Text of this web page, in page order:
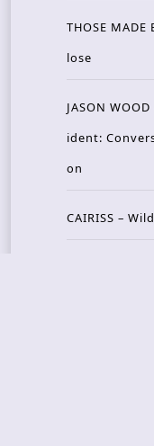
THOSE
lose
JASON
ident:
on
CAIRISS –